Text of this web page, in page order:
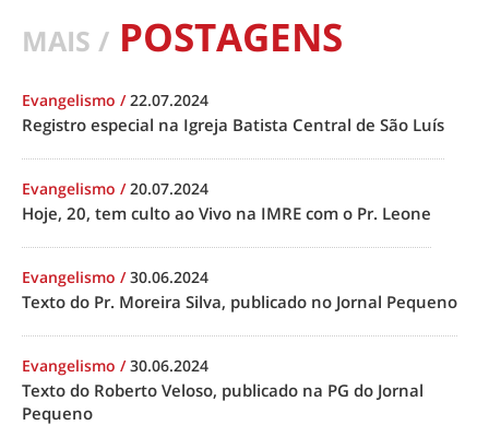
MAIS / POSTAGENS
Evangelismo /22.07.2024
Registro especial na Igreja Batista Central de São Luís
Evangelismo /20.07.2024
Hoje, 20, tem culto ao Vivo na IMRE com o Pr. Leone
Evangelismo /30.06.2024
Texto do Pr. Moreira Silva, publicado no Jornal Pequeno
Evangelismo /30.06.2024
Texto do Roberto Veloso, publicado na PG do Jornal
Pequeno